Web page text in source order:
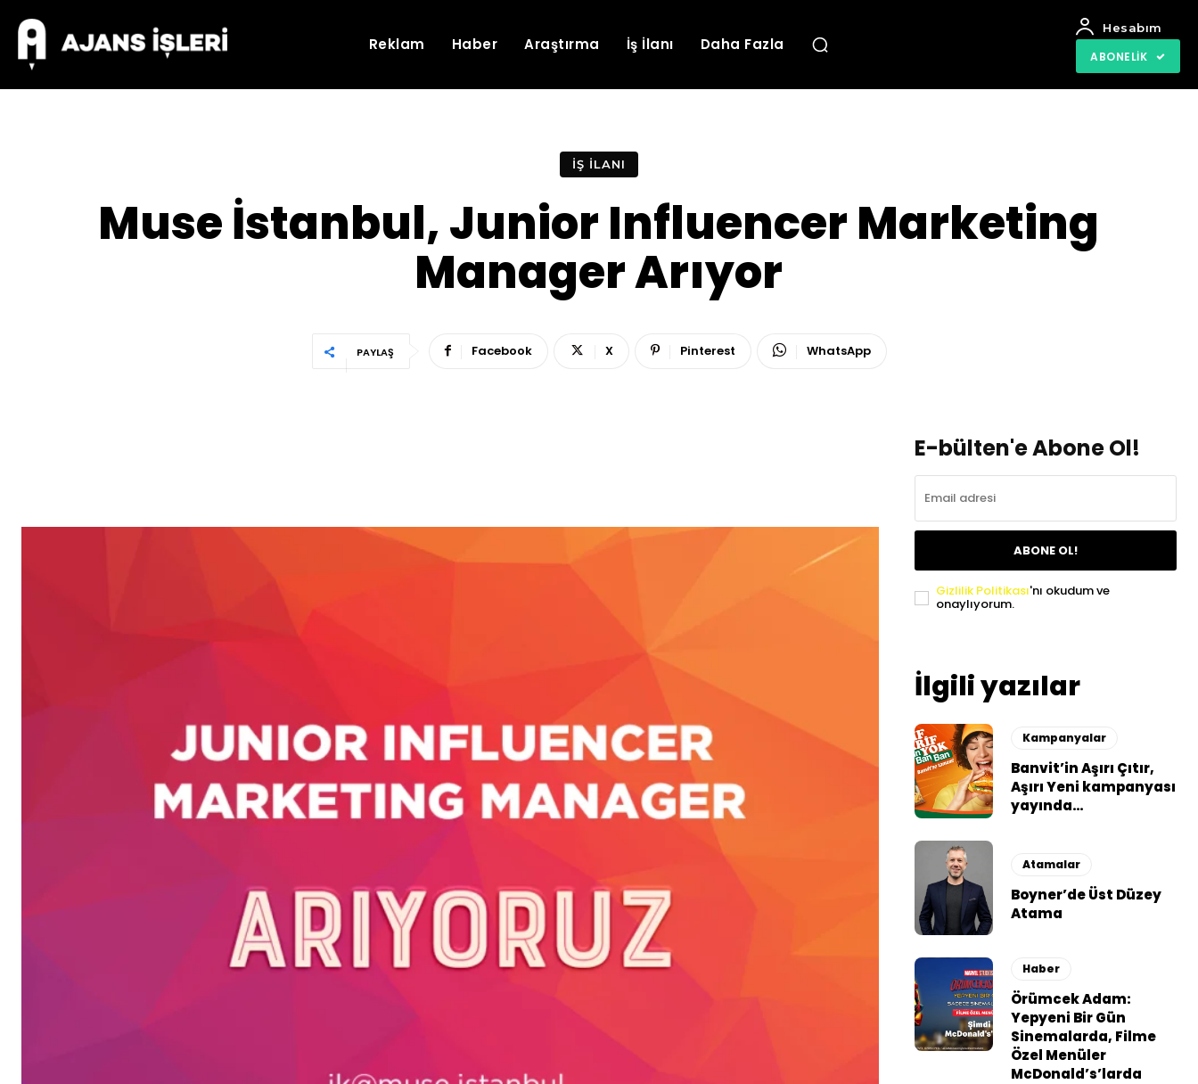
Reklam Haber Araştırma İş İlanı Daha Fazla
Hesabım
ABONELIK
İŞ İLANI
Muse İstanbul, Junior Influencer Marketing
Manager Arıyor
PAYLAŞ Facebook X Pinterest WhatsApp
E-bülten'e Abone Ol!
ABONE OL!
Gizlilik Politikası'nı okudum ve
onaylıyorum.
İlgili yazılar
Kampanyalar
Banvit’in Aşırı Çıtır,
Aşırı Yeni kampanyası
yayında…
Atamalar
Boyner’de Üst Düzey
Atama
Haber
Örümcek Adam:
Yepyeni Bir Gün
Sinemalarda, Filme
Özel Menüler
McDonald’s’larda